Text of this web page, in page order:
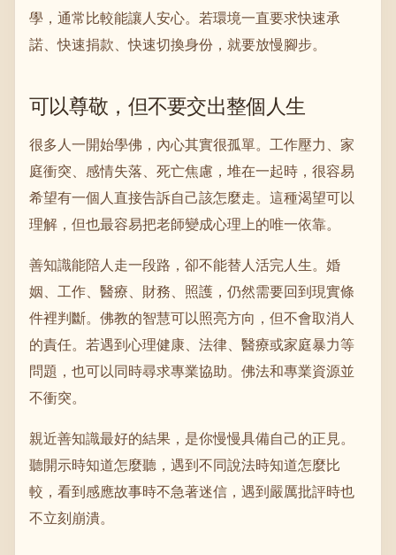
學，通常比較能讓人安心。若環境一直要求快速承
諾、快速捐款、快速切換身份，就要放慢腳步。
可以尊敬，但不要交出整個人生
很多人一開始學佛，內心其實很孤單。工作壓力、家
庭衝突、感情失落、死亡焦慮，堆在一起時，很容易
希望有一個人直接告訴自己該怎麼走。這種渴望可以
理解，但也最容易把老師變成心理上的唯一依靠。
善知識能陪人走一段路，卻不能替人活完人生。婚
姻、工作、醫療、財務、照護，仍然需要回到現實條
件裡判斷。佛教的智慧可以照亮方向，但不會取消人
的責任。若遇到心理健康、法律、醫療或家庭暴力等
問題，也可以同時尋求專業協助。佛法和專業資源並
不衝突。
親近善知識最好的結果，是你慢慢具備自己的正見。
聽開示時知道怎麼聽，遇到不同說法時知道怎麼比
較，看到感應故事時不急著迷信，遇到嚴厲批評時也
不立刻崩潰。